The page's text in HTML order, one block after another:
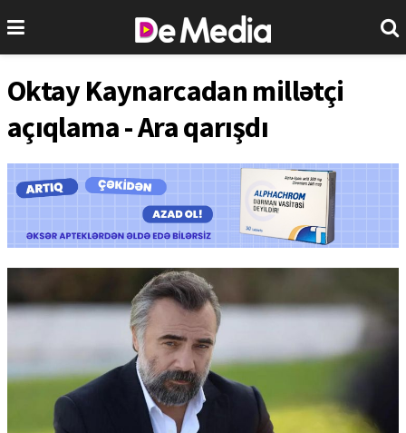
Oktay Kaynarcadan millətçi
açıqlama - Ara qarışdı